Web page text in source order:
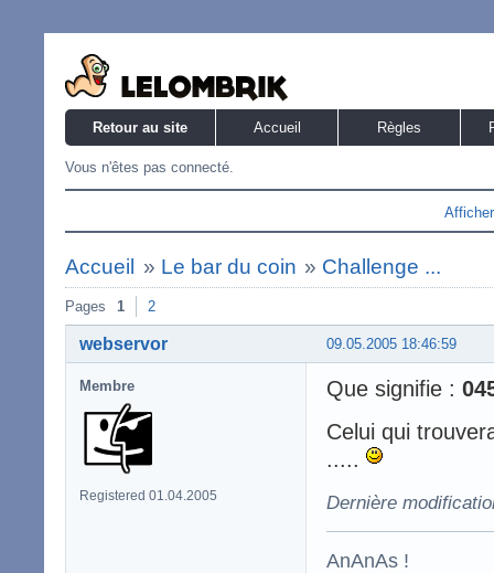
Retour au site Accueil Règles
Vous n'êtes pas connecté.
Accueil » Le bar du coin » Challenge ...
Pages 1 2
09.05.2005 18:46:59
webservor
Membre
Registered 01.04.2005
Que signifie :
Celui qui
.....
Dernière
AnAnAs !